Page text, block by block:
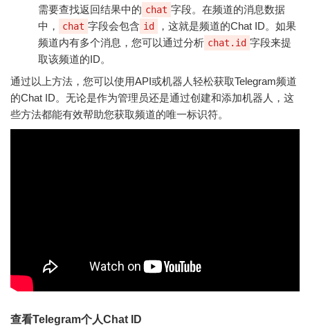
需要查找返回结果中的 chat 字段。在频道的消息数据
中，
chat 字段会包含 id
，这就是频道的Chat ID。如果
频道内有多个消息，您可以通过分析 chat.id 字段来提
取该频道的ID。
通过以上方法，您可以使用API或机器人轻松获取Telegram频道
的Chat ID。无论是作为管理员还是通过创建和添加机器人，这
些方法都能有效帮助您获取频道的唯一标识符。
查看Telegram个人Chat ID